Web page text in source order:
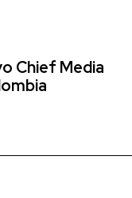
Chief Media